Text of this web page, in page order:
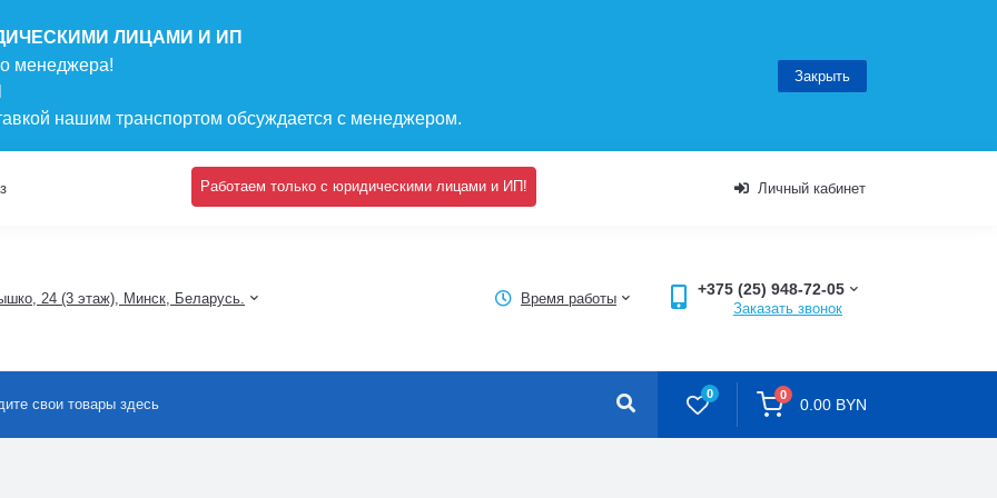
ЛИЦАМИ И ИП
менеджера!
нашим транспортом обсуждается с менеджером.
Закрыть
Работаем только с юридическими лицами и ИП! Личный кабинет
24 (3 этаж), Минск, Беларусь. Время работы
+375 (25) 948-72-05
Заказать звонок
0 0
0.00 BYN